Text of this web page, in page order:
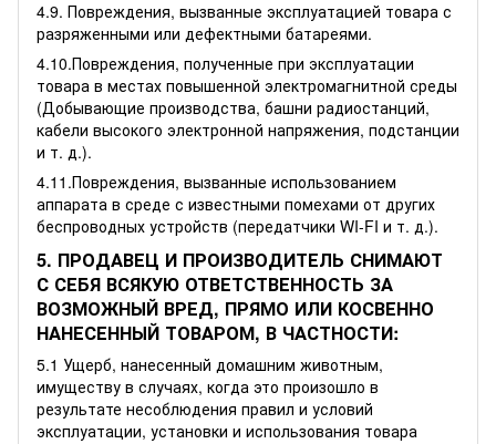
4.9. Повреждения, вызванные эксплуатацией товара с
разряженными или дефектными батареями.
4.10.Повреждения, полученные при эксплуатации
товара в местах повышенной электромагнитной среды
(Добывающие производства, башни радиостанций,
кабели высокого электронной напряжения, подстанции
и т. д.).
4.11.Повреждения, вызванные использованием
аппарата в среде с известными помехами от других
беспроводных устройств (передатчики WI-FI и т. д.).
5. ПРОДАВЕЦ И ПРОИЗВОДИТЕЛЬ СНИМАЮТ
С СЕБЯ ВСЯКУЮ ОТВЕТСТВЕННОСТЬ ЗА
ВОЗМОЖНЫЙ ВРЕД, ПРЯМО ИЛИ КОСВЕННО
НАНЕСЕННЫЙ ТОВАРОМ, В ЧАСТНОСТИ:
5.1 Ущерб, нанесенный домашним животным,
имуществу в случаях, когда это произошло в
результате несоблюдения правил и условий
эксплуатации, установки и использования товара